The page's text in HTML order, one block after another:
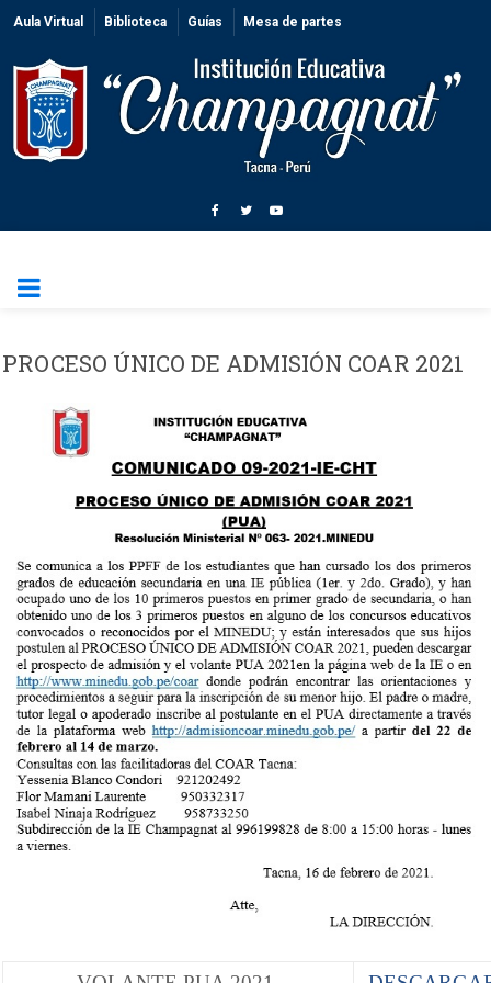
Aula Virtual Biblioteca Guías Mesa de partes
PROCESO ÚNICO DE ADMISIÓN COAR 2021